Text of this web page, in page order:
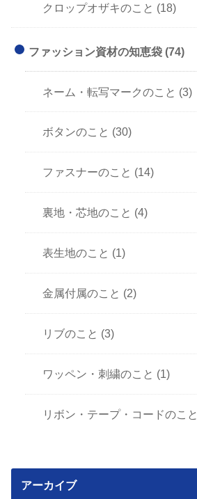
クロップオザキのこと (18)
ファッション資材の知恵袋(74)
ネーム・転写マークのこと (3)
ボタンのこと (30)
ファスナーのこと (14)
裏地・芯地のこと (4)
表生地のこと (1)
金属付属のこと (2)
リブのこと (3)
ワッペン・刺繍のこと (1)
リボン・テープ・コードのこと
アーカイブ